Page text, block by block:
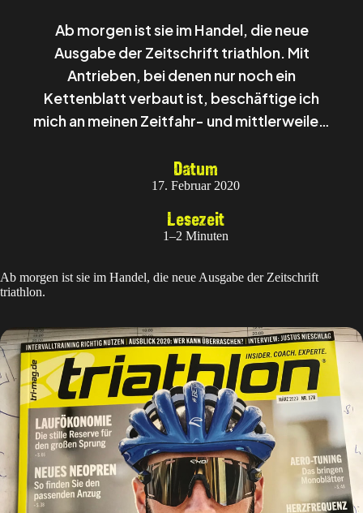
Ab morgen ist sie im Handel, die neue
Ausgabe der Zeitschrift triathlon. Mit
Antrieben, bei denen nur noch ein
Kettenblatt verbaut ist, beschäftige ich
mich an meinen Zeitfahr- und mittlerweile…
Datum
17. Februar 2020
Lesezeit
1–2 Minuten
Ab morgen ist sie im Handel, die neue Ausgabe der Zeitschrift
triathlon.